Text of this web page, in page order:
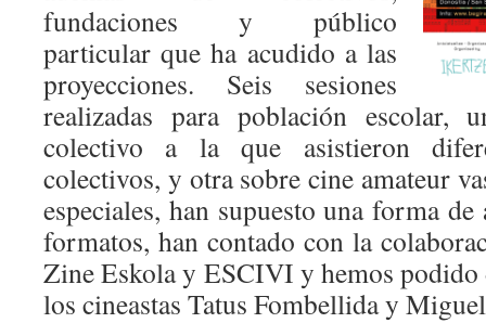
fundaciones y público
particular que ha acudido a las
proyecciones. Seis sesiones
realizadas para población escolar,
colectivo a la que asistieron
colectivos, y otra sobre cine amateur
especiales, han supuesto una forma
formatos, han contado con la
Zine Eskola y ESCIVI y hemos
los cineastas Tatus Fombellida y